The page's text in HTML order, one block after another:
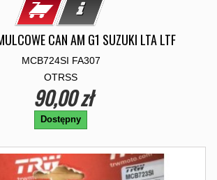
CAN AM G1 SUZUKI LTA LTF
MCB724SI FA307
OTRSS
90,00 zł
Dostępny